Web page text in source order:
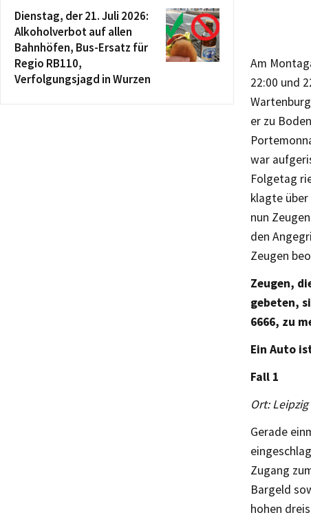
Am
22:00 und
er zu
war
Folgetag
klagte
nun
den
Zeugen
Zeugen,
gebeten,
6666, zu
Ein Auto
Fall 1
Ort:
Gerade
Zugang
Bargeld
hohen
Dienstag, der 21. Juli 2026:
Alkoholverbot auf allen
Bahnhöfen, Bus-Ersatz für
Regio RB110,
Verfolgungsjagd in Wurzen